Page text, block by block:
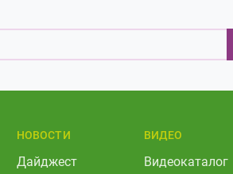
НОВОСТИ
Дайджест
ВИДЕО
Видеокаталог